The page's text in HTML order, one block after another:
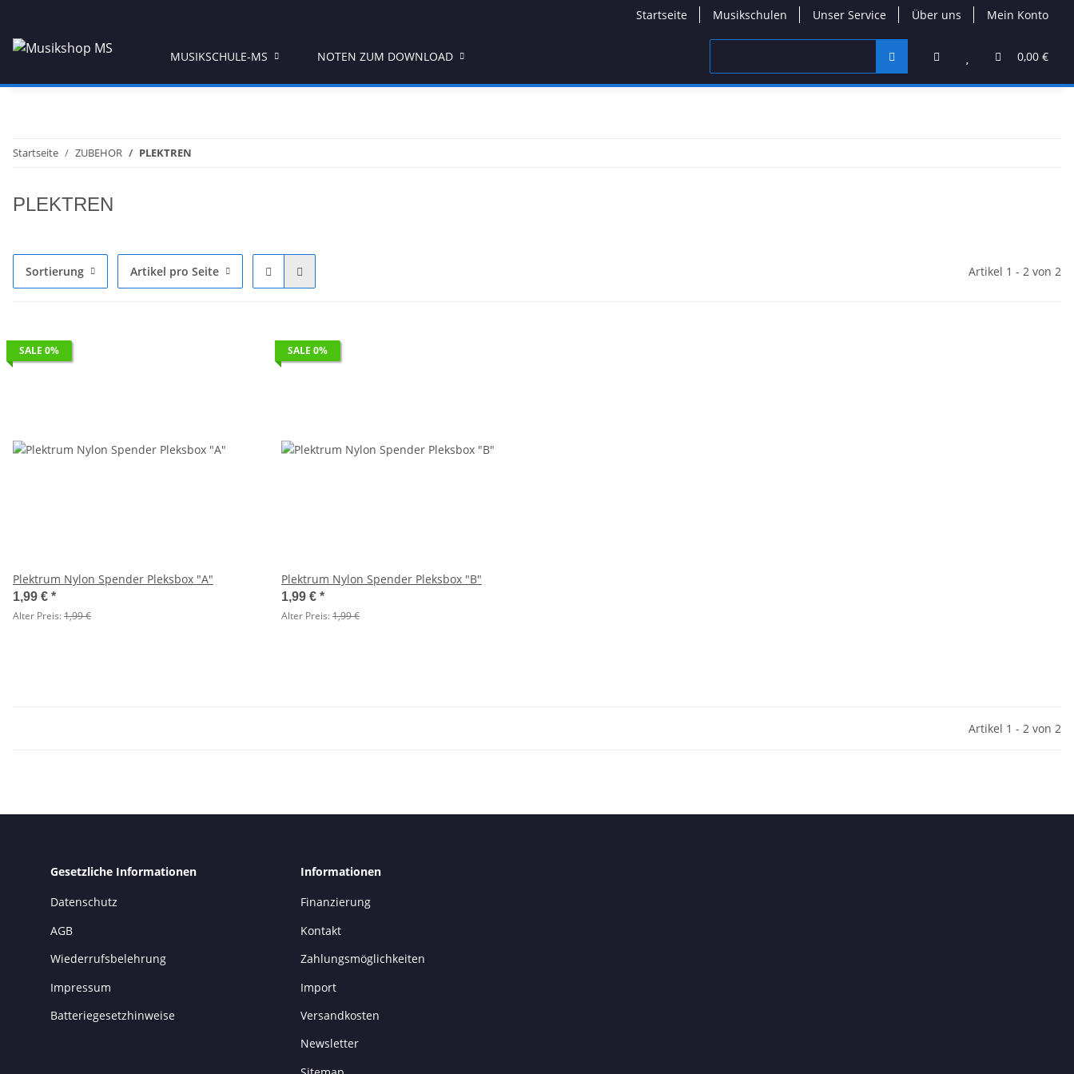
Startseite Musikschulen Unser Service Über uns Mein Konto
0,00 €
MUSIKSCHULE-MS NOTEN ZUM DOWNLOAD
Startseite ZUBEHOR PLEKTREN
PLEKTREN
Sortierung Artikel pro Seite Artikel 1 - 2 von 2
SALE 0%
Plektrum Nylon Spender Pleksbox "A"
1,99 € *
Alter Preis:1,99 €
SALE 0%
Plektrum Nylon Spender Pleksbox "B"
1,99 € *
Alter Preis:1,99 €
Artikel 1 - 2 von 2
Gesetzliche Informationen
Datenschutz
AGB
Wiederrufsbelehrung
Impressum
Batteriegesetzhinweise
Informationen
Finanzierung
Kontakt
Zahlungsmöglichkeiten
Import
Versandkosten
Newsletter